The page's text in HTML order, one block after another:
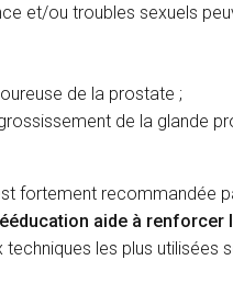
et/ou troubles sexuels
de la prostate ;
de la glande
fortement recommandée
aide à
techniques les plus utilisées